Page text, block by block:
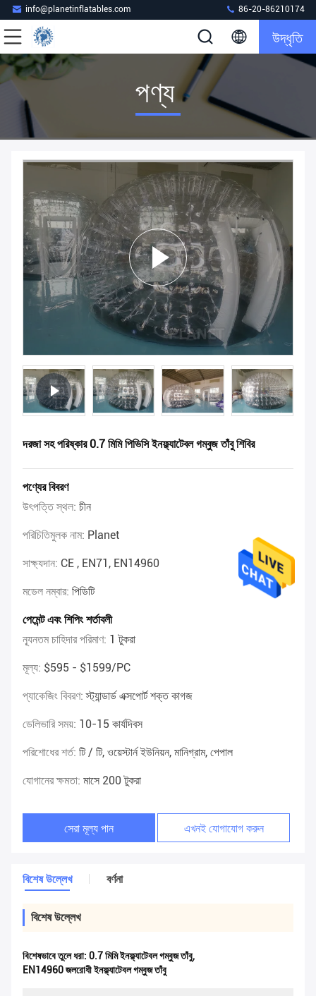
info@planetinflatables.com 86-20-86210174
উদ্ধৃতি
পণ্য
দরজা সহ পরিষ্কার 0.7 মিমি পিভিসি ইনফ্ল্যাটেবল গম্বুজ তাঁবু শিবির
পণ্যের বিবরণ
উৎপত্তি স্থল: চীন
পরিচিতিমুলক নাম: Planet
সাক্ষ্যদান: CE , EN71, EN14960
মডেল নম্বার: পিডিটি
পেমেন্ট এবং শিপিং শর্তাবলী
ন্যূনতম চাহিদার পরিমাণ: 1 টুকরা
মূল্য: $595 - $1599/PC
প্যাকেজিং বিবরণ:স্ট্যান্ডার্ড এক্সপোর্ট শক্ত কাগজ
ডেলিভারি সময়: 10-15 কার্যদিবস
পরিশোধের শর্ত: টি / টি, ওয়েস্টার্ন ইউনিয়ন, মানিগ্রাম, পেপাল
যোগানের ক্ষমতা: মাসে 200 টুকরা
সেরা মূল্য পান এখনই যোগাযোগ করুন
বিশেষ উল্লেখ বর্ণনা
বিশেষ উল্লেখ
বিশেষভাবে তুলে ধরা: 0.7 মিমি ইনফ্ল্যাটেবল গম্বুজ তাঁবু,
EN14960 জলরোধী ইনফ্ল্যাটেবল গম্বুজ তাঁবু